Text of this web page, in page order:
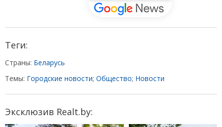
Теги:
Страны: Беларусь
Темы: Городские новости; Общество; Новости
Эксклюзив Realt.by: